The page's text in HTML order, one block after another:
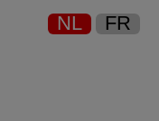
NL FR